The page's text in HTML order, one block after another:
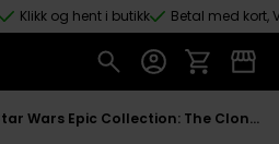
Klikk og hent i butikk Betal med kort,
Star Wars Epic Collection: The Clone Wars Vol. 2